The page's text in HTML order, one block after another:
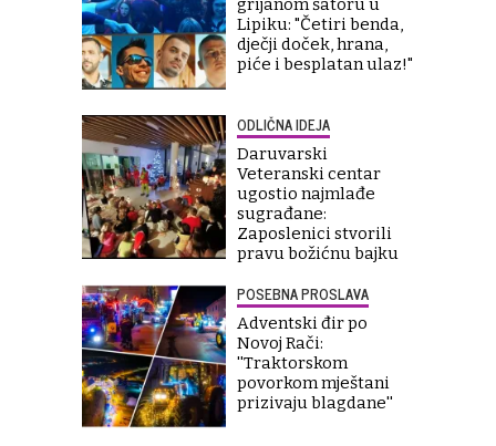
grijanom šatoru u
Lipiku: "Četiri benda,
dječji doček, hrana,
piće i besplatan ulaz!"
ODLIČNA IDEJA
Daruvarski
Veteranski centar
ugostio najmlađe
sugrađane:
Zaposlenici stvorili
pravu božićnu bajku
POSEBNA PROSLAVA
Adventski đir po
Novoj Rači:
''Traktorskom
povorkom mještani
prizivaju blagdane''